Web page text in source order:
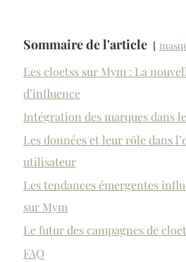
Sommaire de l'article
Les cloetss sur Mym : La
d’influence
Intégration des marques dans
Les données et leur rôle dans
utilisateur
Les tendances émergentes
sur Mym
Le futur des campagnes de
FAQ